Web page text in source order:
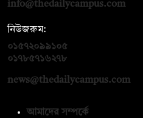
info@thedailycampus.com
নিউজরুম:
০১৫৭২০৯৯১০৫
০১৭৮৫৭১৬২৭৮
news@thedailycampus.com
আমাদের সম্পর্কে